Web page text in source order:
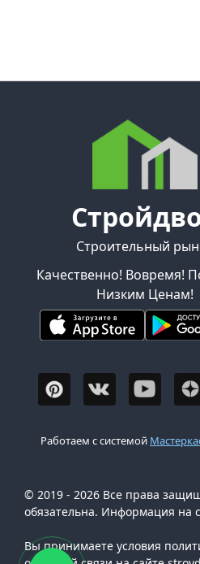
Строительный
Качественно! Вовремя!
Низким Ценам!
Работаем с системой
© 2019 - 2026 Все права
обязательна. Информация на
Вы принимаете условия